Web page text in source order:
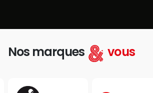
Nos marques vous